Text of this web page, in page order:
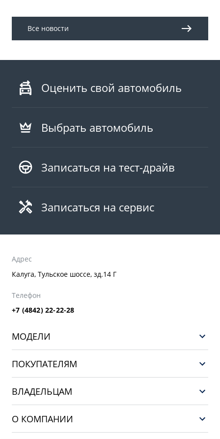
Все новости
Оценить свой автомобиль
Выбрать автомобиль
Записаться на тест-драйв
Записаться на сервис
Адрес
Калуга, Тульское шоссе, зд.14 Г
Телефон
+7 (4842) 22-22-28
МОДЕЛИ
EX5
PREFACE
CITYRAY
ПОКУПАТЕЛЯМ
ВЛАДЕЛЬЦАМ
О КОМПАНИИ